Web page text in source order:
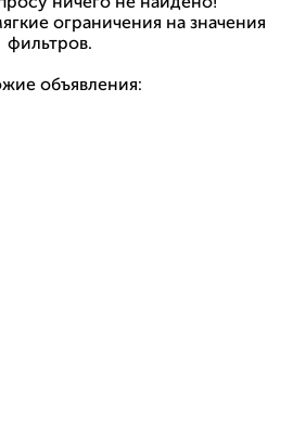
ограничения на значения
фильтров.
объявления: